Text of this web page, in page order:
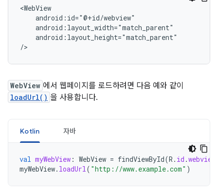
android:layout_height="match_parent"
/>
WebView 에서 웹페이지를 로드하려면 다음 예와 같이
loadUrl() 을 사용합니다.
Kotlin 자바
val myWebView : WebView = findViewById(R . id .webview
myWebView. loadUrl( "http://www.example.com" )